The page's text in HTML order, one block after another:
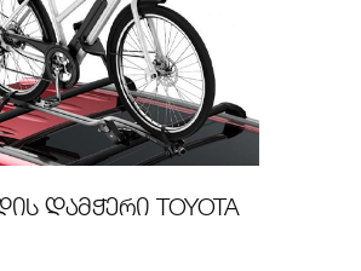
ᲓᲐᲛᲭᲔᲠᲘ TOYOTA